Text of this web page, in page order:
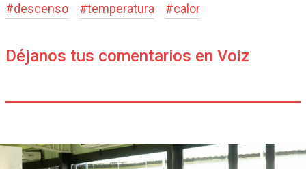
#descenso #temperatura #calor
Déjanos tus comentarios en Voiz